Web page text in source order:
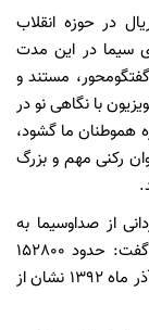
تله‌فیلم و 62 عنوان سریال در حوزه انقلاب
سیما در این مدت
مستند و
با نگاهی نو در
هموطنان ما گشود،
رکنی مهم و بزرگ
از صداوسیما به
آماری از برنامه های گفت وگو محور اشاره کرد و گفت: حدود 152800
ساعت برنامه گفتگومحور و ترکیبی از سال 1384 تا آذر ماه 1392 نشان از